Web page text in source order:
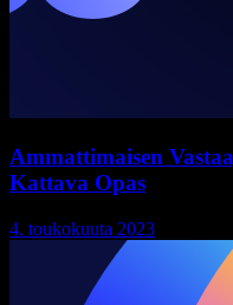
Ammattimaisen
Kattava Opas
4. toukokuuta 2023